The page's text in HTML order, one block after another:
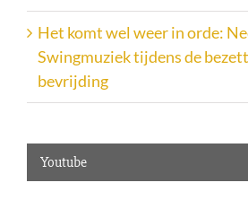
Het komt wel weer in orde:
Swingmuziek tijdens de
bevrijding
Youtube